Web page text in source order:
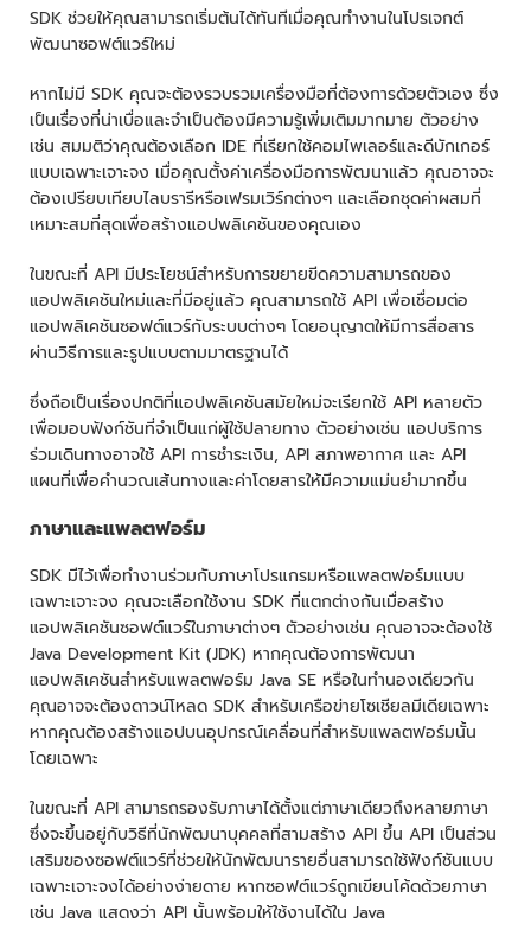
SDK ช่วยให้คุณสามารถเริ่มต้นได้ทันทีเมื่อคุณทำงานในโปรเจกต์
พัฒนาซอฟต์แวร์ใหม่
หากไม่มี SDK คุณจะต้องรวบรวมเครื่องมือที่ต้องการด้วยตัวเอง ซึ่ง
เป็นเรื่องที่น่าเบื่อและจำเป็นต้องมีความรู้เพิ่มเติมมากมาย ตัวอย่าง
เช่น สมมติว่าคุณต้องเลือก IDE ที่เรียกใช้คอมไพเลอร์และดีบักเกอร์
แบบเฉพาะเจาะจง เมื่อคุณตั้งค่าเครื่องมือการพัฒนาแล้ว คุณอาจจะ
ต้องเปรียบเทียบไลบรารีหรือเฟรมเวิร์กต่างๆ และเลือกชุดค่าผสมที่
เหมาะสมที่สุดเพื่อสร้างแอปพลิเคชันของคุณเอง
ในขณะที่ API มีประโยชน์สำหรับการขยายขีดความสามารถของ
แอปพลิเคชันใหม่และที่มีอยู่แล้ว คุณสามารถใช้ API เพื่อเชื่อมต่อ
แอปพลิเคชันซอฟต์แวร์กับระบบต่างๆ โดยอนุญาตให้มีการสื่อสาร
ผ่านวิธีการและรูปแบบตามมาตรฐานได้
ซึ่งถือเป็นเรื่องปกติที่แอปพลิเคชันสมัยใหม่จะเรียกใช้ API หลายตัว
เพื่อมอบฟังก์ชันที่จำเป็นแก่ผู้ใช้ปลายทาง ตัวอย่างเช่น แอปบริการ
ร่วมเดินทางอาจใช้ API การชำระเงิน, API สภาพอากาศ และ API
แผนที่เพื่อคำนวณเส้นทางและค่าโดยสารให้มีความแม่นยำมากขึ้น
ภาษาและแพลตฟอร์ม
SDK มีไว้เพื่อทำงานร่วมกับภาษาโปรแกรมหรือแพลตฟอร์มแบบ
เฉพาะเจาะจง คุณจะเลือกใช้งาน SDK ที่แตกต่างกันเมื่อสร้าง
แอปพลิเคชันซอฟต์แวร์ในภาษาต่างๆ ตัวอย่างเช่น คุณอาจจะต้องใช้
Java Development Kit (JDK) หากคุณต้องการพัฒนา
แอปพลิเคชันสำหรับแพลตฟอร์ม Java SE หรือในทำนองเดียวกัน
คุณอาจจะต้องดาวน์โหลด SDK สำหรับเครือข่ายโซเชียลมีเดียเฉพาะ
หากคุณต้องสร้างแอปบนอุปกรณ์เคลื่อนที่สำหรับแพลตฟอร์มนั้น
โดยเฉพาะ
ในขณะที่ API สามารถรองรับภาษาได้ตั้งแต่ภาษาเดียวถึงหลายภาษา
ซึ่งจะขึ้นอยู่กับวิธีที่นักพัฒนาบุคคลที่สามสร้าง API ขึ้น API เป็นส่วน
เสริมของซอฟต์แวร์ที่ช่วยให้นักพัฒนารายอื่นสามารถใช้ฟังก์ชันแบบ
เฉพาะเจาะจงได้อย่างง่ายดาย หากซอฟต์แวร์ถูกเขียนโค้ดด้วยภาษา
เช่น Java แสดงว่า API นั้นพร้อมให้ใช้งานได้ใน Java